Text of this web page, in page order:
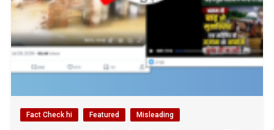
Fact Check hi Featured Misleading